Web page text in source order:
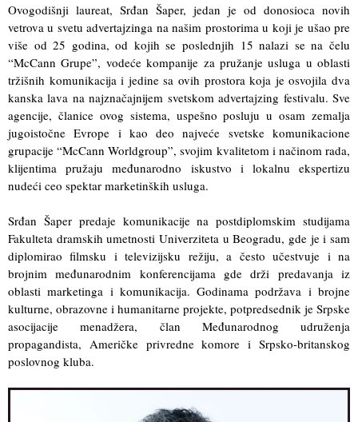
Ovogodišnji laureat, Srđan Šaper, jedan je od donosioca novih
vetrova u svetu advertajzinga na našim prostorima u koji je ušao pre
više od 25 godina, od kojih se poslednjih 15 nalazi se na čelu
“McCann Grupe”, vodeće kompanije za pružanje usluga u oblasti
tržišnih komunikacija i jedine sa ovih prostora koja je osvojila dva
kanska lava na najznačajnijem svetskom advertajzing festivalu. Sve
agencije, članice ovog sistema, uspešno posluju u osam zemalja
jugoistočne Evrope i kao deo najveće svetske komunikacione
grupacije “McCann Worldgroup”, svojim kvalitetom i načinom rada,
klijentima pružaju međunarodno iskustvo i lokalnu ekspertizu
nudeći ceo spektar marketinških usluga.
Srđan Šaper predaje komunikacije na postdiplomskim studijama
Fakulteta dramskih umetnosti Univerziteta u Beogradu, gde je i sam
diplomirao filmsku i televizijsku režiju, a često učestvuje i na
brojnim međunarodnim konferencijama gde drži predavanja iz
oblasti marketinga i komunikacija. Godinama podržava i brojne
kulturne, obrazovne i humanitarne projekte, potpredsednik je Srpske
asocijacije menadžera, član Međunarodnog udruženja
propagandista, Američke privredne komore i Srpsko-britanskog
poslovnog kluba.